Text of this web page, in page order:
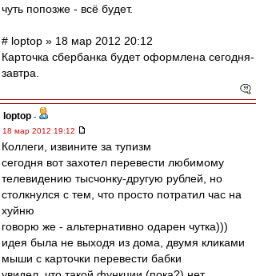
чуть попозже - всё будет.
# loptop » 18 мар 2012 20:12
Карточка сбербанка будет оформлена сегодня-
завтра.
loptop -
18 мар 2012 19:12
Коллеги, извините за тупизм
сегодня вот захотел перевести любимому
телевидению тысчонку-другую рублей, но
столкнулся с тем, что просто потратил час на
хуйню
говорю же - альтернативно одарен чутка)))
идея была не выходя из дома, двумя кликами
мыши с карточки перевести бабки